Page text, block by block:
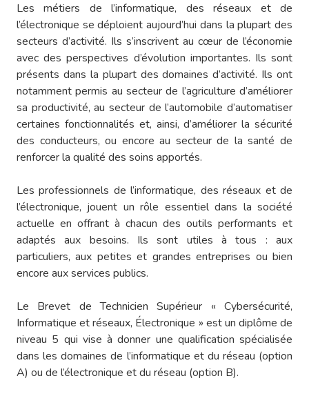
Les métiers de l’informatique, des réseaux et de
l’électronique se déploient aujourd’hui dans la plupart des
secteurs d’activité. Ils s’inscrivent au cœur de l’économie
avec des perspectives d’évolution importantes. Ils sont
présents dans la plupart des domaines d’activité. Ils ont
notamment permis au secteur de l’agriculture d’améliorer
sa productivité, au secteur de l’automobile d’automatiser
certaines fonctionnalités et, ainsi, d’améliorer la sécurité
des conducteurs, ou encore au secteur de la santé de
renforcer la qualité des soins apportés.
Les professionnels de l’informatique, des réseaux et de
l’électronique, jouent un rôle essentiel dans la société
actuelle en offrant à chacun des outils performants et
adaptés aux besoins. Ils sont utiles à tous : aux
particuliers, aux petites et grandes entreprises ou bien
encore aux services publics.
Le Brevet de Technicien Supérieur « Cybersécurité,
Informatique et réseaux, Électronique » est un diplôme de
niveau 5 qui vise à donner une qualification spécialisée
dans les domaines de l’informatique et du réseau (option
A) ou de l’électronique et du réseau (option B).